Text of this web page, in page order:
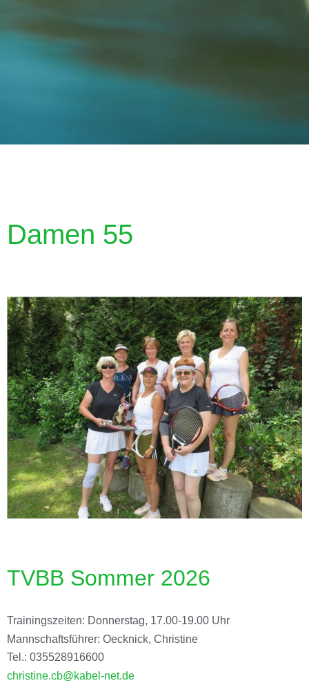
Damen 55
TVBB Sommer 2026
Trainingszeiten: Donnerstag, 17.00-19.00 Uhr
Mannschaftsführer: Oecknick, Christine
Tel.: 035528916600
christine.cb@kabel-net.de